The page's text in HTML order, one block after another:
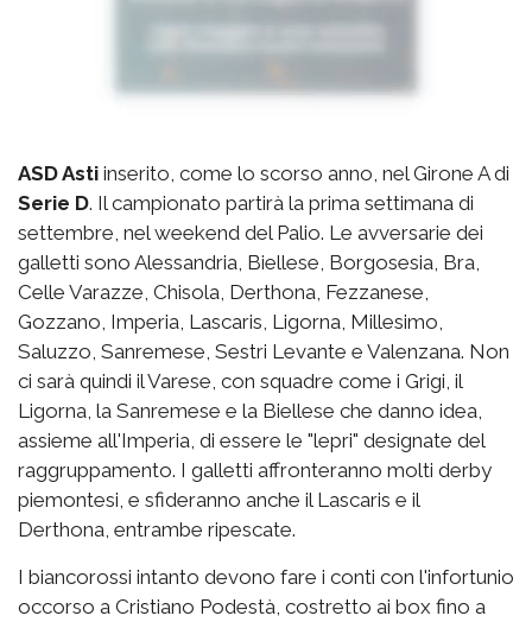
ASD Asti inserito, come lo scorso anno, nel Girone A di
Serie D. Il campionato partirà la prima settimana di
settembre, nel weekend del Palio. Le avversarie dei
galletti sono Alessandria, Biellese, Borgosesia, Bra,
Celle Varazze, Chisola, Derthona, Fezzanese,
Gozzano, Imperia, Lascaris, Ligorna, Millesimo,
Saluzzo, Sanremese, Sestri Levante e Valenzana. Non
ci sarà quindi il Varese, con squadre come i Grigi, il
Ligorna, la Sanremese e la Biellese che danno idea,
assieme all'Imperia, di essere le "lepri" designate del
raggruppamento. I galletti affronteranno molti derby
piemontesi, e sfideranno anche il Lascaris e il
Derthona, entrambe ripescate.
I biancorossi intanto devono fare i conti con l'infortunio
occorso a Cristiano Podestà, costretto ai box fino a